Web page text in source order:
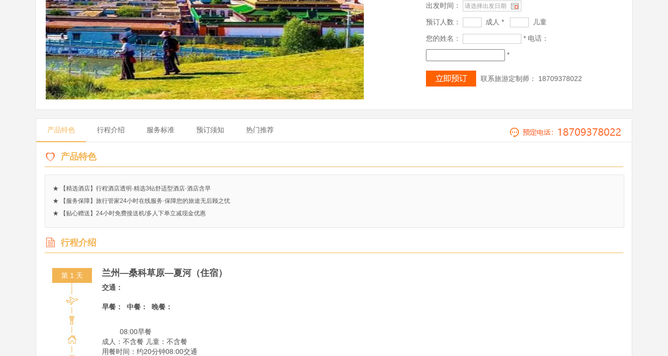
出发时间：
预订人数： 成人 * 儿童
您的姓名： * 电话：
*
联系旅游定制师： 18709378022
产品特色 行程介绍 服务标准 预订须知 热门推荐
产品特色
★ 【精选酒店】行程酒店透明·精选3钻舒适型酒店·酒店含早
★ 【服务保障】旅行管家24小时在线服务·保障您的旅途无后顾之忧
★ 【贴心赠送】24小时免费接送机/多人下单立减现金优惠
行程介绍
第 1 天 兰州—桑科草原—夏河（住宿）
交通：
早餐： 中餐： 晚餐：
成人：不含餐 儿童：不含餐
用餐时间：约20分钟08:00交通